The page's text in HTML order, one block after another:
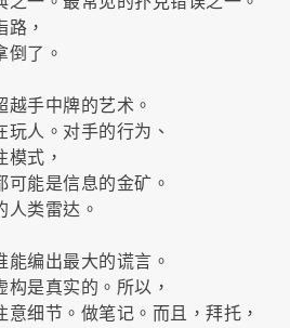
，
倒了。
手中牌的艺术。
人。对手的行为、
模式，
能是信息的金矿。
人类雷达。
编出最大的谎言。
是真实的。所以，
细节。做笔记。而且，拜托，